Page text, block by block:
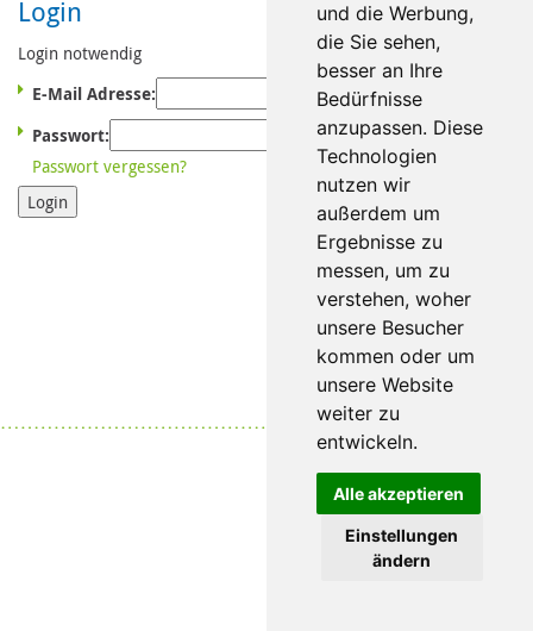
und die Werbung,
die Sie sehen,
besser an Ihre
Bedürfnisse
anzupassen. Diese
Technologien
nutzen wir
außerdem um
Ergebnisse zu
messen, um zu
verstehen, woher
unsere Besucher
kommen oder um
unsere Website
weiter zu
entwickeln.
Alle akzeptieren
Einstellungen
ändern
Login
Login notwendig
E-Mail Adresse:
Passwort:
Passwort vergessen?
Login
Datenschutz|